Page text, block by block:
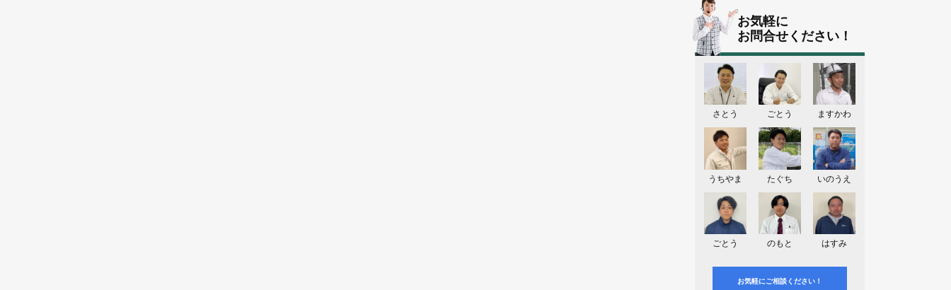
きました。ありがとう御座います！
埼玉県熊谷市S様よりお問い合わせ頂
きました。ありがとう御座います！
群馬県伊勢崎市K様よりお問い合わせ
頂きました。ありがとう御座います！
東京都葛飾区N様よりお問い合わせ頂
2026.08.03
神奈川県川崎市A様よりお問い合わせ
頂きました。ありがとう御座います！
群馬県高崎市E様よりお問い合わせ頂
きました。ありがとう御座います！
2026.08.02
東京都練馬区K様よりお問い合わせ頂
お気軽に
お問合せください！
さとう ごとう ますかわ
うちやま たぐち いのうえ
ごとう のもと はすみ
お気軽にご相談ください！